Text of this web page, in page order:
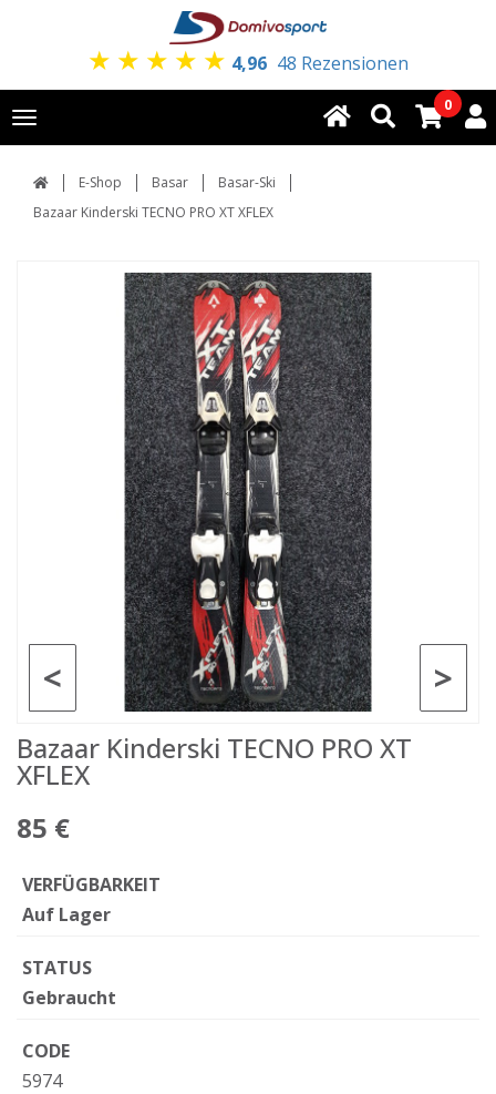
★ ★ ★ ★ ★ 4,96 48 Rezensionen
Toggle
navigation
0
E-Shop Basar
Basar-Ski
Bazaar Kinderski TECNO PRO XT XFLEX
>
<
Bazaar Kinderski TECNO PRO XT
XFLEX
85 €
VERFÜGBARKEIT
Auf Lager
STATUS
Gebraucht
CODE
5974